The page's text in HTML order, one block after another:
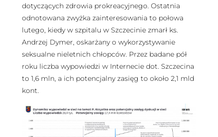
dotyczących zdrowia prokreacyjnego. Ostatnia
odnotowana zwyżka zainteresowania to połowa
lutego, kiedy w szpitalu w Szczecinie zmarł ks.
Andrzej Dymer, oskarżany o wykorzystywanie
seksualne nieletnich chłopców. Przez badane pół
roku liczba wypowiedzi w Internecie dot. Szczecina
to 1,6 mln, a ich potencjalny zasięg to około 2,1 mld
kont.